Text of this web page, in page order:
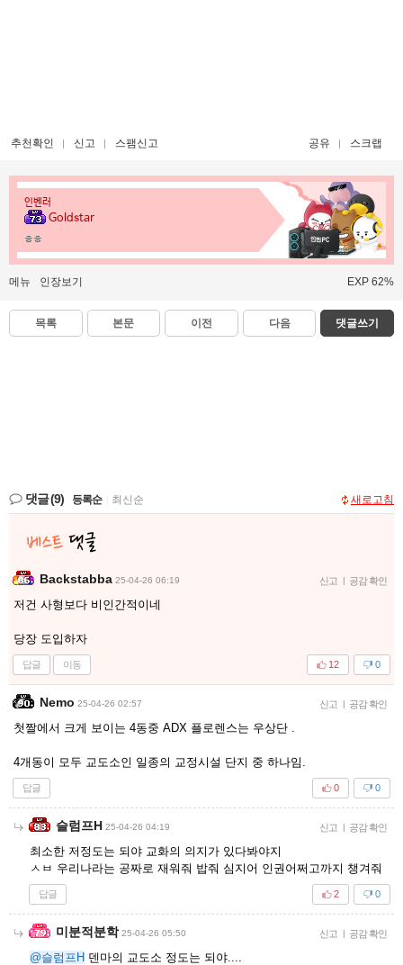
추천확인 신고 스팸신고 공유 스크랩
인벤러
Goldstar
ㅎㅎ
메뉴 인장보기 EXP 62%
목록 본문 이전 다음 댓글쓰기
댓글(9) 등록순 최신순 새로고침
Backstabba 25-04-26 06:19 신고 | 공감 확인
저건 사형보다 비인간적이네
당장 도입하자
답글 이동 0
12
Nemo 25-04-26 02:57 신고 | 공감 확인
첫짤에서 크게 보이는 4동중 ADX 플로렌스는 우상단 .
4개동이 모두 교도소인 일종의 교정시설 단지 중 하나임.
답글 0
0
슬럼프H 25-04-26 04:19 신고 | 공감 확인
최소한 저정도는 되야 교화의 의지가 있다봐야지
ㅅㅂ 우리나라는 공짜로 재워줘 밥줘 심지어 인권어쩌고까지 챙겨줘
답글 0
2
미분적분학 25-04-26 05:50 신고 | 공감 확인
@슬럼프H 덴마의 교도소 정도는 되야....